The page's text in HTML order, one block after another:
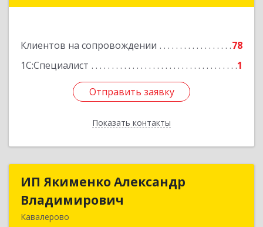
Клиентов на сопровождении
78
1С:Специалист
1
Отправить заявку
Показать контакты
Подробнее
Отправить заявку
Назад
ИП Якименко Александр
Владимирович
Кавалерово
ИП Якименко Александр